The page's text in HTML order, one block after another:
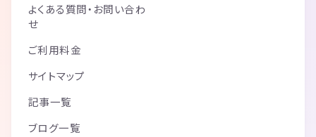
よくある質問・お問い合わ
せ
ご利用料金
サイトマップ
記事一覧
ブログ一覧